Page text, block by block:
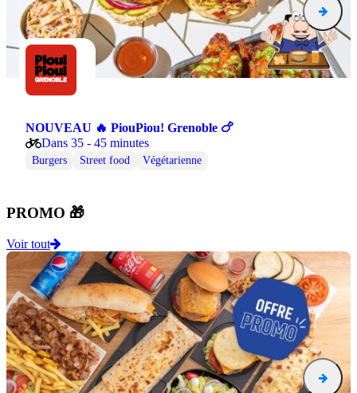
NOUVEAU 🔥 PiouPiou! Grenoble 🍗
Dans 35 - 45 minutes
Burgers Street food Végétarienne
PROMO 🎁
Voir tout